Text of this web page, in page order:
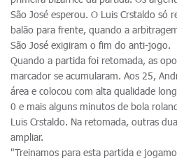
São José esperou. O Luis Crstaldo só
balão para frente, quando a
São José exigiram o fim do anti-jogo.
Quando a partida foi retomada, as
marcador se acumularam. Aos 25,
área e colocou com alta qualidade
0 e mais alguns minutos de bola
Luis Crstaldo. Na retomada, outras
ampliar.
"Treinamos para esta partida e